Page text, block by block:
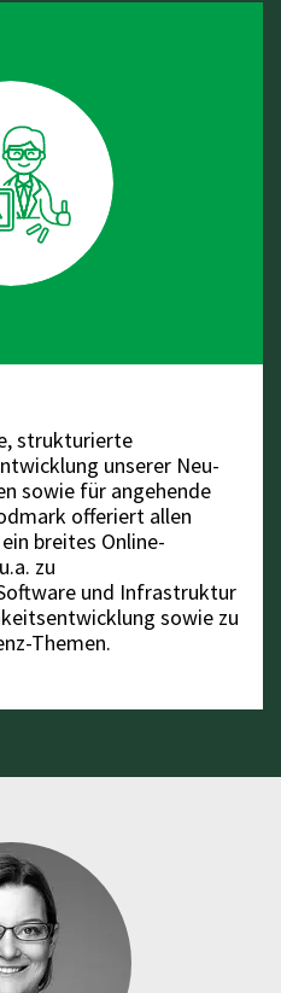
strukturierte
unserer Neu-
sowie für angehende
offeriert allen
breites Online-
zu
und Infrastruktur
sowie zu
Themen.